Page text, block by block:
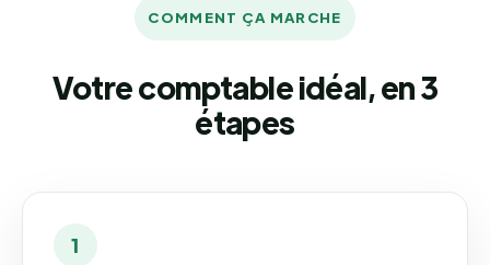
COMMENT ÇA MARCHE
Votre comptable idéal, en 3
étapes
1